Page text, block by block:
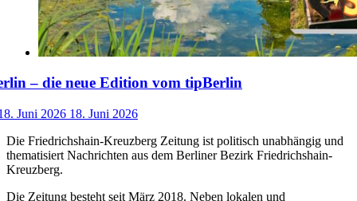
– die neue Edition vom tipBerlin
Juni 2026 18. Juni 2026
Die Friedrichshain-Kreuzberg Zeitung ist politisch unabhängig und
thematisiert Nachrichten aus dem Berliner Bezirk Friedrichshain-
Kreuzberg.
Die Zeitung besteht seit März 2018. Neben lokalen und